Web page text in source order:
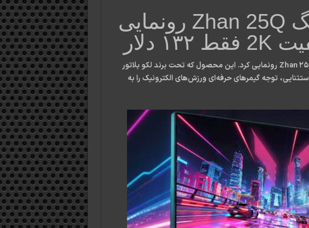
لنوو از مانیتور گیمینگ Zhan 25Q رونمایی
لنوو در بازار چین از مانیتور گیمینگ جدید خود با نام Zhan 25Q رونمایی کرد. این محصول که تحت برند لکو بلاتور
توجه گیمرهای حرفه‌ای ورزش‌های الکترونیک را به